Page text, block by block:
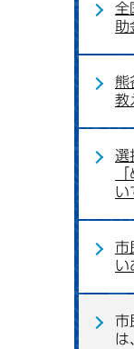
全
助
熊
教
選
い
市
い
市
は